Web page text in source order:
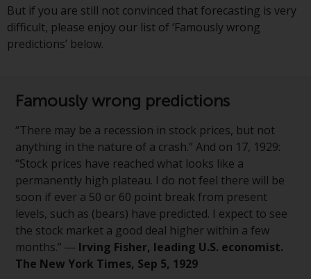
Informationszwecken. Keines der
auf dieser Website enthaltenen
Materialien soll ein
zur Abgabe eines Angebots zum
Kauf von Produkten oder
Dienstleistungen darstellen, die
von Redwheel oder einem seiner
verbundenen Unternehmen
bereitgestellt werden, und darf
nicht im Zusammenhang mit
einer Anlageentscheidung
herangezogen werden. Diese
Website bietet keine spezifische
Anlageberatung und
But if you are still not convinced that forecasting is very
difficult, please enjoy our list of ‘Famously wrong
predictions’ below.
Famously wrong predictions
“There may be a recession in stock prices, but not
anything in the nature of a crash.” And on 17, 1929:
“Stock prices have reached what looks like a
permanently high plateau. I do not feel there will be
soon if ever a 50 or 60 point break from present
levels, such as (bears) have predicted. I expect to see
the stock market a good deal higher within a few
months.” ― Irving Fisher, leading U.S. economist.
The New York Times, Sep 5, 1929